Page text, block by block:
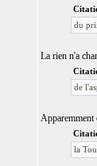
du
La rien n'a
de
Apparemment
la